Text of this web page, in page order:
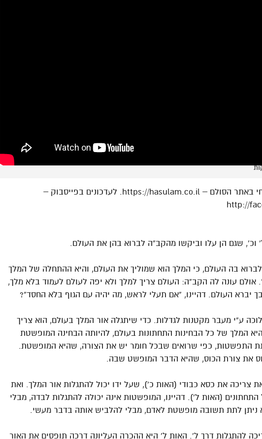
ניתן להשתתף בשידור חי באתר הסולם – https://hasulam.co.il. לעדכונים בפייסבוק –
http://
וכ’, שגם הן עלו וביקשו מהקב”ה לברוא בהן את העולם.
בה העולם, כי המלך הוא שמוליך את העולם, והיא ההתחלה של המלך
אולם עונה לה הקב”ה: העולם צריך למלך ולא יפה לעולם לעמוד בלא מלך,
יברא העולם. דהיינו, “אם תעלי לראש, מה יהיה עם הגוף בלא החסד”?
ע”י מעבר מקטנות לגדלות. כדי שיתגלה אור המלך בעולם, הוא צריך
המלך של כל הבחינות התחתונות בעולם, להיותה הבחינה המופשטת
התפשטות, כפי שרואים שבכל חומר יש את הצורה, שהיא המופשטת.
את צורת הכוס, שהיא הדבר המופשט שבה.
צריכה את כסא כבודי (האות כ’), שעל ידו יכול להתגלות אור המלך. ואת
(האות ל’). דהיינו, המופשטות אינה יכולה להתגלות לבדה, מבלי
ניתן לתת תשובה מופשטת לאדם, מבלי להלביש אותה בדבר מעשי.
להתגלות דרך ל’. האות ל’ היא ההכרה העליונה דרכה תופסים את האור